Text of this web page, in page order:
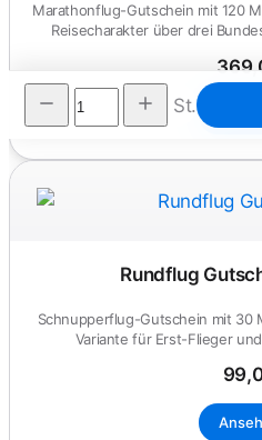
Marathonflug-Gutschein mit 120
Reisecharakter über drei
Rundflug
Schnupperflug-Gutschein mit
Variante für Erst-Flieger
St.